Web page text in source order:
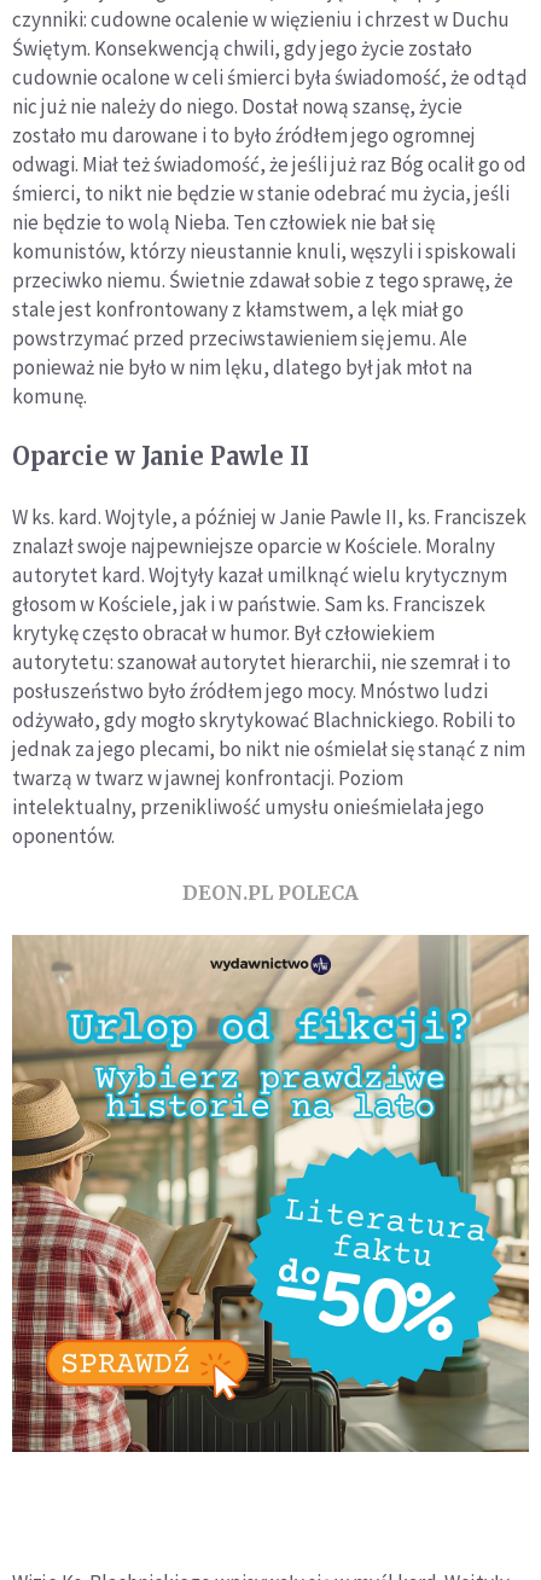
czynniki: cudowne ocalenie w więzieniu i chrzest w Duchu
Świętym. Konsekwencją chwili, gdy jego życie zostało
cudownie ocalone w celi śmierci była świadomość, że odtąd
nic już nie należy do niego. Dostał nową szansę, życie
zostało mu darowane i to było źródłem jego ogromnej
odwagi. Miał też świadomość, że jeśli już raz Bóg ocalił go od
śmierci, to nikt nie będzie w stanie odebrać mu życia, jeśli
nie będzie to wolą Nieba. Ten człowiek nie bał się
komunistów, którzy nieustannie knuli, węszyli i spiskowali
przeciwko niemu. Świetnie zdawał sobie z tego sprawę, że
stale jest konfrontowany z kłamstwem, a lęk miał go
powstrzymać przed przeciwstawieniem się jemu. Ale
ponieważ nie było w nim lęku, dlatego był jak młot na
komunę.
Oparcie w Janie Pawle II
W ks. kard. Wojtyle, a później w Janie Pawle II, ks. Franciszek
znalazł swoje najpewniejsze oparcie w Kościele. Moralny
autorytet kard. Wojtyły kazał umilknąć wielu krytycznym
głosom w Kościele, jak i w państwie. Sam ks. Franciszek
krytykę często obracał w humor. Był człowiekiem
autorytetu: szanował autorytet hierarchii, nie szemrał i to
posłuszeństwo było źródłem jego mocy. Mnóstwo ludzi
odżywało, gdy mogło skrytykować Blachnickiego. Robili to
jednak za jego plecami, bo nikt nie ośmielał się stanąć z nim
twarzą w twarz w jawnej konfrontacji. Poziom
intelektualny, przenikliwość umysłu onieśmielała jego
oponentów.
DEON.PL POLECA